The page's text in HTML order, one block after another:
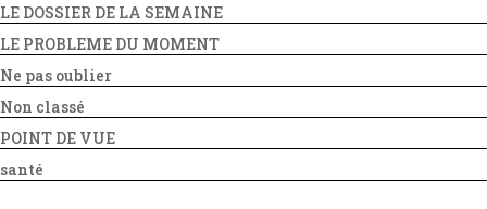
LE DOSSIER DE LA SEMAINE
LE PROBLEME DU MOMENT
Ne pas oublier
Non classé
POINT DE VUE
santé